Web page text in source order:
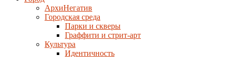
АрхиНегатив
Городская среда
Парки и скверы
Граффити и стрит-арт
Культура
Идентичность